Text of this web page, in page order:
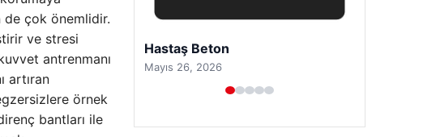
de çok önemlidir.
ve stresi
antrenmanı
artıran
örnek
bantları ile
Prenses Night Club
Nisan 29, 2026